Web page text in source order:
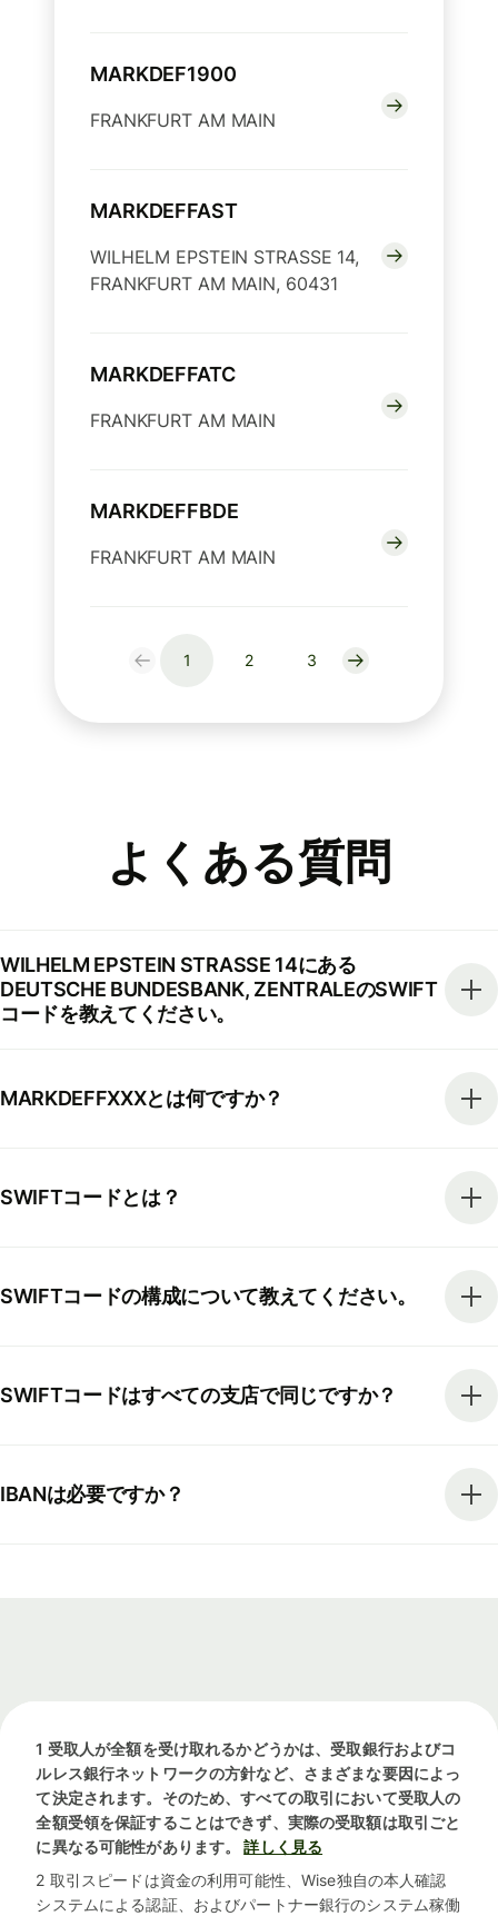
MARKDEF1900
FRANKFURT AM MAIN
MARKDEFFAST
WILHELM EPSTEIN STRASSE 14,
FRANKFURT AM MAIN, 60431
MARKDEFFATC
FRANKFURT AM MAIN
MARKDEFFBDE
FRANKFURT AM MAIN
1 2 3
よくある質問
WILHELM EPSTEIN STRASSE 14にある
DEUTSCHE BUNDESBANK, ZENTRALEのSWIFT
コードを教えてください。
MARKDEFFXXXとは何ですか？
SWIFTコードとは？
SWIFTコードの構成について教えてください。
SWIFTコードはすべての支店で同じですか？
IBANは必要ですか？
1 受取人が全額を受け取れるかどうかは、受取銀行およびコ
ルレス銀行ネットワークの方針など、さまざまな要因によっ
て決定されます。そのため、すべての取引において受取人の
全額受領を保証することはできず、実際の受取額は取引ごと
に異なる可能性があります。
詳しく見る
2 取引スピードは資金の利用可能性、Wise独自の本人確認
システムによる認証、およびパートナー銀行のシステム稼働